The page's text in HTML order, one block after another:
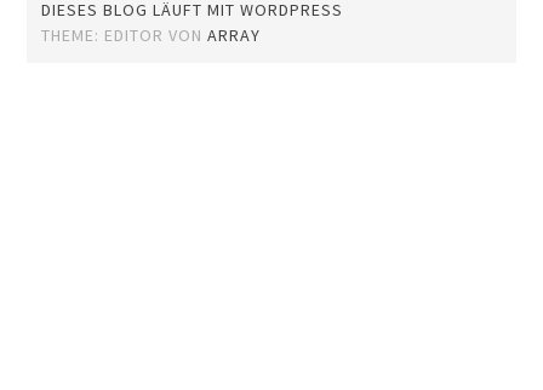
DIESES BLOG LÄUFT MIT WORDPRESS
THEME: EDITOR VONARRAY